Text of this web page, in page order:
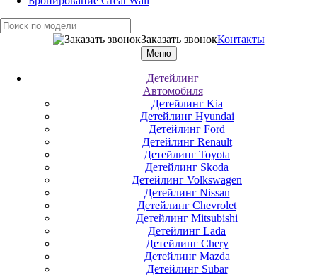
Заказать звонокКонтакты
Меню
Детейлинг
Автомобиля
Детейлинг Kia
Детейлинг Hyundai
Детейлинг Ford
Детейлинг Renault
Детейлинг Toyota
Детейлинг Skoda
Детейлинг Volkswagen
Детейлинг Nissan
Детейлинг Chevrolet
Детейлинг Mitsubishi
Детейлинг Lada
Детейлинг Chery
Детейлинг Mazda
Детейлинг Subar